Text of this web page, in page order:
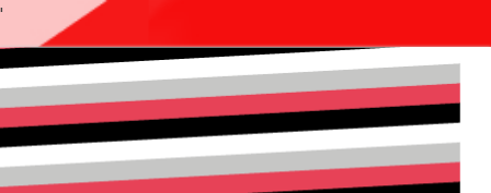
'
Przejdź
do
treści
Pokładykultury.eu